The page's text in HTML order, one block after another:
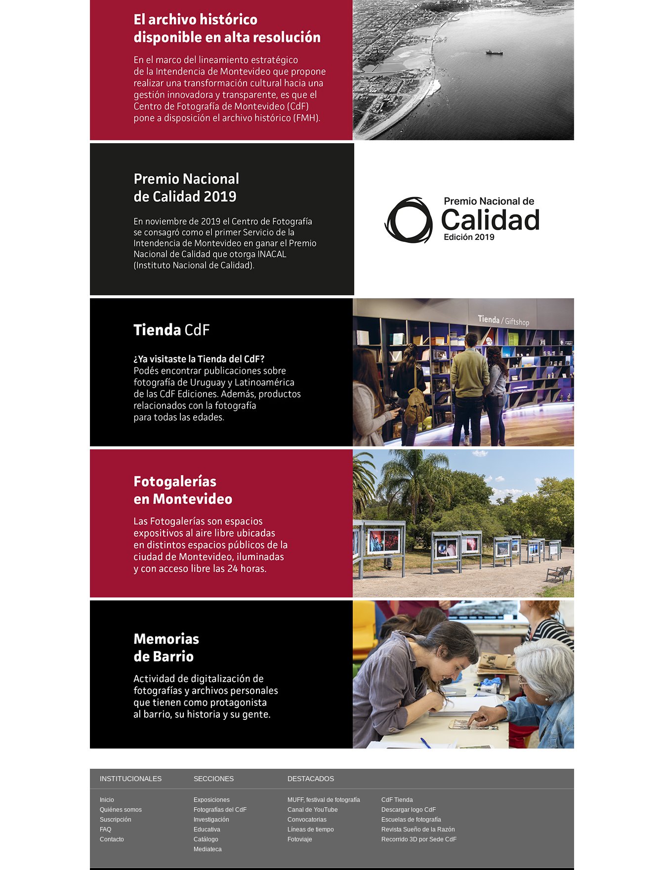
INSTITUCIONALES SECCIONES DESTACADOS
Inicio
Quiénes somos
Suscripción
FAQ
Contacto
Exposiciones
Fotografías del CdF
Investigación
Educativa
Catálogo
Mediateca
MUFF, festival de fotografía
Canal de YouTube
Convocatorias
Líneas de tiempo
Fotoviaje
CdF Tienda
Descargar logo CdF
Escuelas de fotografía
Revista Sueño de la Razón
Recorrido 3D por Sede CdF